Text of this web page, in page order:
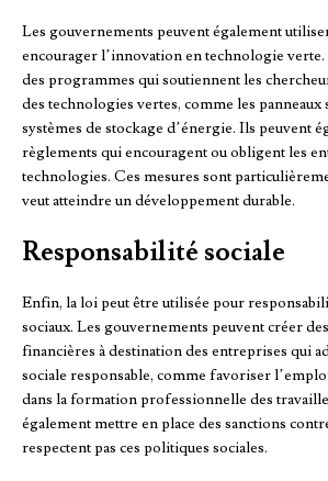
Les gouvernements peuvent également
encourager l’innovation en technologie
des programmes qui soutiennent les
des technologies vertes, comme les panneaux
systèmes de stockage d’énergie. Ils peuvent
règlements qui encouragent ou obligent les
technologies. Ces mesures sont
veut atteindre un développement durable.
Responsabilité sociale
Enfin, la loi peut être utilisée pour
sociaux. Les gouvernements peuvent créer
financières à destination des entreprises qui
sociale responsable, comme favoriser
dans la formation professionnelle des
également mettre en place des sanctions
respectent pas ces politiques sociales.